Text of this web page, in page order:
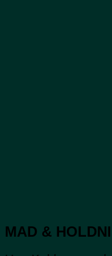
MAD &